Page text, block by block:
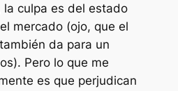
culpa es del estado
mercado (ojo, que el
da para un
Pero lo que me
es que perjudican